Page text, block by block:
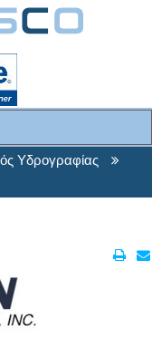
Υδρογραφίας